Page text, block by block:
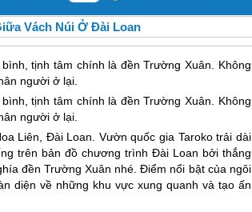
Vách Núi Ở Đài Loan
tịnh tâm chính là đền Trường Xuân. Không
người ở lại.
tịnh tâm chính là đền Trường Xuân. Không
người ở lại.
Liên, Đài Loan. Vườn quốc gia Taroko trải dài
trên bản đồ chương trình Đài Loan bởi thắng
đền Trường Xuân nhé. Điểm nổi bật của ngôi
diện về những khu vực xung quanh và tạo ấn